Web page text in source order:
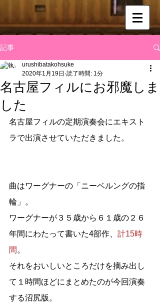
記事
名古屋フィルにお邪魔しま
した
urushibatakohsuke
2020年1月19日 読了時間: 1分
名古屋フィルの定期演奏会にエキスト
ラで出演させていただきました。
曲はワーグナーの「ニーベルングの指
輪」。
ワーグナーが３５歳から６１歳の２６
年間にわたって書いた4部作、 計15時
間 。
それをおいしいところだけを摘み出し
て１時間ほどにまとめたのが今回演奏
する沼尻版。